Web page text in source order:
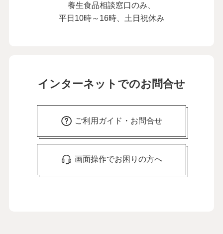
養生食品相談窓口のみ、
平日10時～16時、土日祝休み
インターネットでのお問合せ
ご利用ガイド・お問合せ
画面操作でお困りの方へ